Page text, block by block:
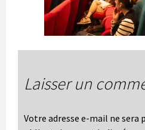
Laisser un
Votre adresse e-mail ne sera